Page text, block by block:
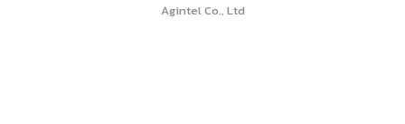
Agintel Co., Ltd